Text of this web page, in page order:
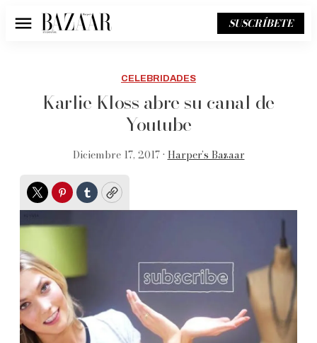
Menú SUSCRÍBETE
CELEBRIDADES
Karlie Kloss abre su canal de
Youtube
Diciembre 17, 2017 • Harper’s Bazaar
TwitterPinterest
TumblrCopy